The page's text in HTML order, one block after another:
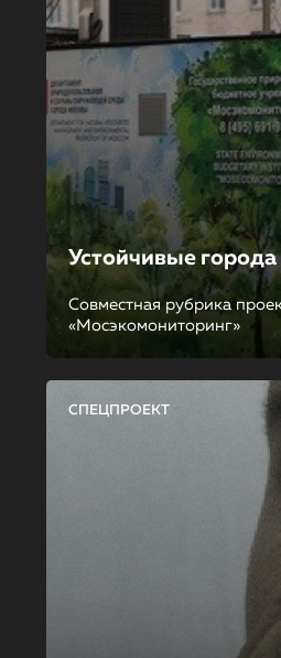
Устойчивые города
Совместная рубрика
«Мосэкомониторинг»
СПЕЦПРОЕКТ